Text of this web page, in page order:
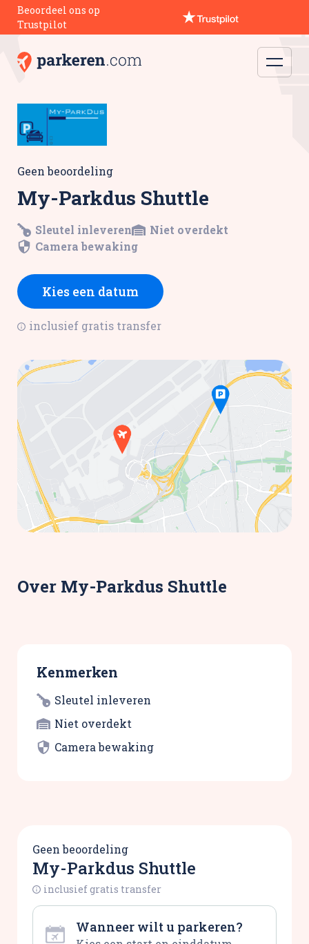
Beoordeel ons op
Trustpilot
Geen beoordeling
My-Parkdus Shuttle
Sleutel inleveren
Niet overdekt
Camera bewaking
Kies een datum
inclusief gratis transfer
Over My-Parkdus Shuttle
Kenmerken
Sleutel inleveren
Niet overdekt
Camera bewaking
Geen beoordeling
My-Parkdus Shuttle
inclusief gratis transfer
Wanneer wilt u parkeren?